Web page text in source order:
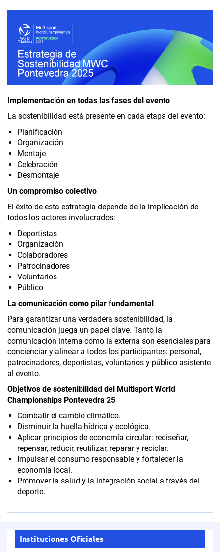
Implementación en todas las fases del evento
La sostenibilidad está presente en cada etapa del evento:
Planificación
Organización
Montaje
Celebración
Desmontaje
Un compromiso colectivo
El éxito de esta estrategia depende de la implicación de
todos los actores involucrados:
Deportistas
Organización
Colaboradores
Patrocinadores
Voluntarios
Público
La comunicación como pilar fundamental
Para garantizar una verdadera sostenibilidad, la
comunicación juega un papel clave. Tanto la
comunicación interna como la externa son esenciales para
concienciar y alinear a todos los participantes: personal,
patrocinadores, deportistas, voluntarios y público asistente
al evento.
Objetivos de sostenibilidad del Multisport World
Championships Pontevedra 25
Combatir el cambio climático.
Disminuir la huella hídrica y ecológica.
Aplicar principios de economía circular: rediseñar,
repensar, reducir, reutilizar, reparar y reciclar.
Impulsar el consumo responsable y fortalecer la
economía local.
Promover la salud y la integración social a través del
deporte.
Instituciones Oficiales